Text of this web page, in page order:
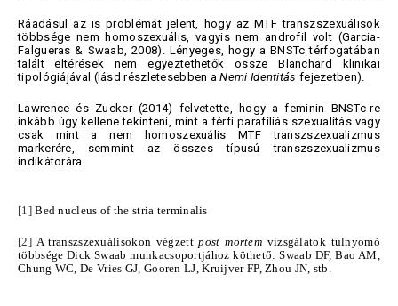
Ráadásul az is problémát jelent, hogy az MTF transzszexuálisok
többsége nem homoszexuális, vagyis nem androfil volt (Garcia-
Falgueras & Swaab, 2008). Lényeges, hogy a BNSTc térfogatában
talált eltérések nem egyeztethetők össze Blanchard klinikai
tipológiájával (lásd részletesebben aNemi Identitás fejezetben).
Lawrence és Zucker (2014) felvetette, hogy a feminin BNSTc-re
inkább úgy kellene tekinteni, mint a férfi parafiliás szexualitás vagy
csak mint a nem homoszexuális MTF transzszexualizmus
markerére, semmint az összes típusú transzszexualizmus
indikátorára.
[1]Bed nucleus of the stria terminalis
[2]A transzszexuálisokon végzettpost mortem vizsgálatok túlnyomó
többsége Dick Swaab munkacsoportjához köthető: Swaab DF, Bao AM,
Chung WC, De Vries GJ, Gooren LJ, Kruijver FP, Zhou JN, stb.